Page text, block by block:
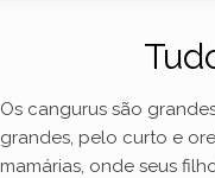
Os cangurus são
grandes, pelo curto e
mamárias, onde seus